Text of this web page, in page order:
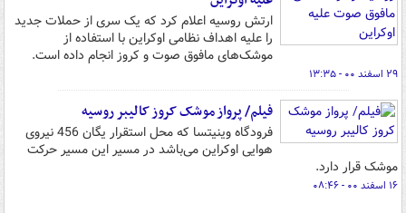
ارتش روسیه اعلام کرد که یک سری از حملات جدید
را علیه اهداف نظامی اوکراین با استفاده از
موشک‌های مافوق صوت و کروز انجام داده است.
۲۹ اسفند ۰۰ - ۱۳:۳۵
فیلم/ پرواز موشک کروز کالیبر روسیه
فرودگاه وینیتسا که محل استقرار یگان 456 نیروی
هوایی اوکراین می‌باشد در مسیر این مسیر حرکت
موشک قرار دارد.
۱۶ اسفند ۰۰ - ۰۸:۴۶